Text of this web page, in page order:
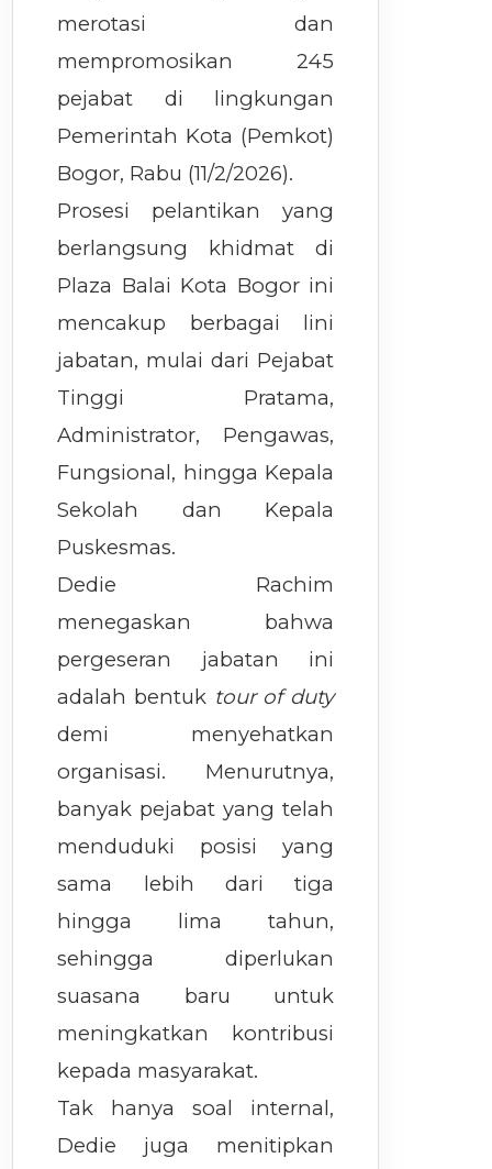
merotasi dan
mempromosikan 245
pejabat di lingkungan
Pemerintah Kota (Pemkot)
Bogor, Rabu (11/2/2026).
Prosesi pelantikan yang
berlangsung khidmat di
Plaza Balai Kota Bogor ini
mencakup berbagai lini
jabatan, mulai dari Pejabat
Tinggi Pratama,
Administrator, Pengawas,
Fungsional, hingga Kepala
Sekolah dan Kepala
Puskesmas.
Dedie Rachim
menegaskan bahwa
pergeseran jabatan ini
adalah bentuk tour of duty
demi menyehatkan
organisasi. Menurutnya,
banyak pejabat yang telah
menduduki posisi yang
sama lebih dari tiga
hingga lima tahun,
sehingga diperlukan
suasana baru untuk
meningkatkan kontribusi
kepada masyarakat.
Tak hanya soal internal,
Dedie juga menitipkan